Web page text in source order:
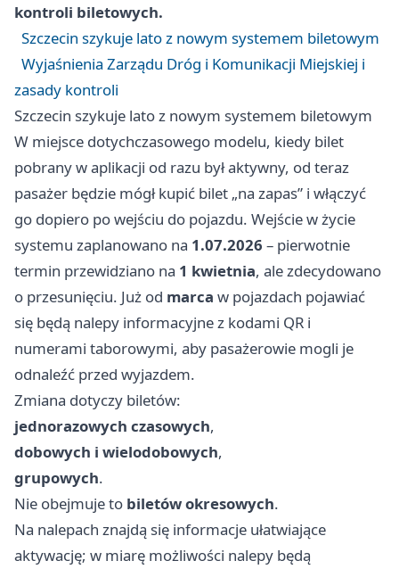
kontroli biletowych.
Szczecin szykuje lato z nowym systemem biletowym
Wyjaśnienia Zarządu Dróg i Komunikacji Miejskiej i
zasady kontroli
Szczecin szykuje lato z nowym systemem biletowym
W miejsce dotychczasowego modelu, kiedy bilet
pobrany w aplikacji od razu był aktywny, od teraz
pasażer będzie mógł kupić bilet „na zapas” i włączyć
go dopiero po wejściu do pojazdu. Wejście w życie
systemu zaplanowano na 1.07.2026 – pierwotnie
termin przewidziano na 1 kwietnia, ale zdecydowano
o przesunięciu. Już od marca w pojazdach pojawiać
się będą nalepy informacyjne z kodami QR i
numerami taborowymi, aby pasażerowie mogli je
odnaleźć przed wyjazdem.
Zmiana dotyczy biletów:
jednorazowych czasowych,
dobowych i wielodobowych,
grupowych.
Nie obejmuje to biletów okresowych.
Na nalepach znajdą się informacje ułatwiające
aktywację; w miarę możliwości nalepy będą